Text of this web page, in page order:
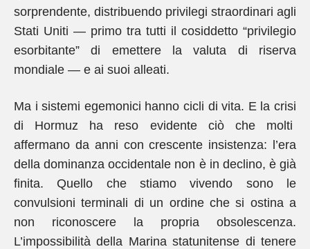
sorprendente, distribuendo privilegi straordinari agli
Stati Uniti — primo tra tutti il cosiddetto “privilegio
esorbitante” di emettere la valuta di riserva
mondiale — e ai suoi alleati.
Ma i sistemi egemonici hanno cicli di vita. E la crisi
di Hormuz ha reso evidente ciò che molti
affermano da anni con crescente insistenza: l’era
della dominanza occidentale non è in declino, è già
finita. Quello che stiamo vivendo sono le
convulsioni terminali di un ordine che si ostina a
non riconoscere la propria obsolescenza.
L’impossibilità della Marina statunitense di tenere